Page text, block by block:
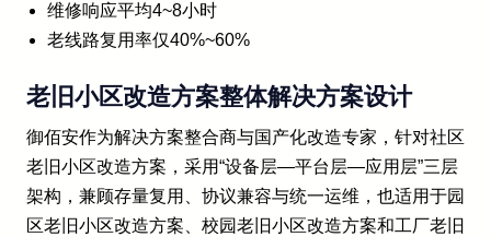
维修响应平均4~8小时
老线路复用率仅40%~60%
老旧小区改造方案整体解决方案设计
御佰安作为解决方案整合商与国产化改造专家，针对社区
老旧小区改造方案，采用“设备层—平台层—应用层”三层
架构，兼顾存量复用、协议兼容与统一运维，也适用于园
区老旧小区改造方案、校园老旧小区改造方案和工厂老旧